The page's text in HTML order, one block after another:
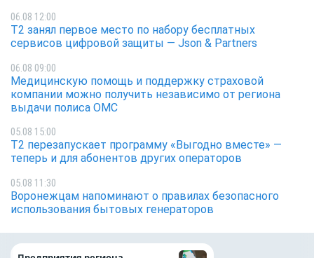
06.08 12:00
Т2 занял первое место по набору бесплатных
сервисов цифровой защиты — Json & Partners
06.08 09:00
Медицинскую помощь и поддержку страховой
компании можно получить независимо от региона
выдачи полиса ОМС
05.08 15:00
Т2 перезапускает программу «Выгодно вместе» —
теперь и для абонентов других операторов
05.08 11:30
Воронежцам напоминают о правилах безопасного
использования бытовых генераторов